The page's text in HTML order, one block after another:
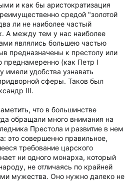
и как бы аристократизация
средой "золотой
ли не наиболее частый
А между тем у нас наиболее
являлись большею частью
предназначены к престолу или
преднамеренно (как Петр I
удобства узнавать
сферы. Таков был
III.
что в большинстве
обращали много внимания на
Престола и развитие в нем
это совершенно правильное,
требование царского
ни одного монарха, который
не отличаясь по крайней
мужества. Оно нужно далеко не